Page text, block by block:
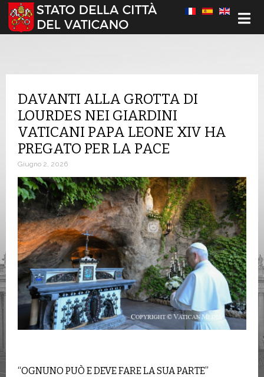
Seleziona la tua lingua
DAVANTI ALLA GROTTA DI
LOURDES NEI GIARDINI
VATICANI PAPA LEONE XIV HA
PREGATO PER LA PACE
Giugno 2, 2026
“OGNUNO PUÒ E DEVE FARE LA SUA PARTE”